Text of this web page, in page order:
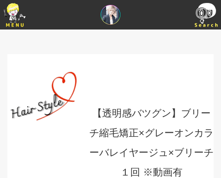
【透明感バツグン】ブリー
チ縮毛矯正×グレーオンカラ
ーバレイヤージュ×ブリーチ
１回 ※動画有